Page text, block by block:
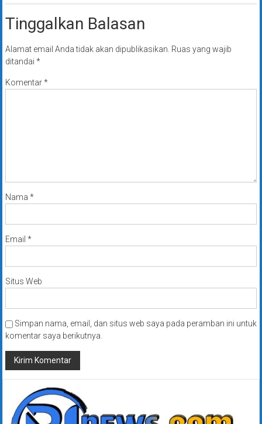
Tinggalkan Balasan
Alamat email Anda tidak akan dipublikasikan. Ruas yang wajib
ditandai *
Komentar*
Nama *
Email *
Situs Web
Simpan nama, email, dan situs web saya pada peramban ini untuk
komentar saya berikutnya.